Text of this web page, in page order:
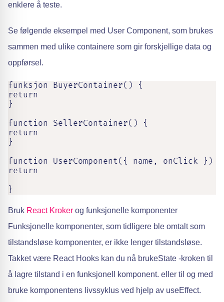
enklere å teste.
Se følgende eksempel med User Component, som brukes
sammen med ulike containere som gir forskjellige data og
oppførsel.
funksjon BuyerContainer() {
return
}
function SellerContainer() {
return
}
function UserComponent({ name, onClick }) {
return
}
Bruk React Kroker og funksjonelle komponenter
Funksjonelle komponenter, som tidligere ble omtalt som
tilstandsløse komponenter, er ikke lenger tilstandsløse.
Takket være React Hooks kan du nå brukeState -kroken til
å lagre tilstand i en funksjonell komponent. eller til og med
bruke komponentens livssyklus ved hjelp av useEffect.